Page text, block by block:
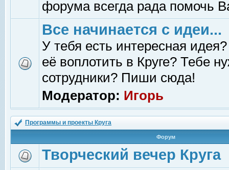
форума всегда рада помочь
Все начинается с идеи...
У тебя есть интересная
её воплотить в Круге? Тебе
сотрудники? Пиши сюда!
Модератор: Игорь
Программы и проекты Круга
Форум
Творческий вечер Круга